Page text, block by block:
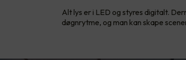
Alt lys er i LED og styres digitalt.
døgnrytme, og man kan skape